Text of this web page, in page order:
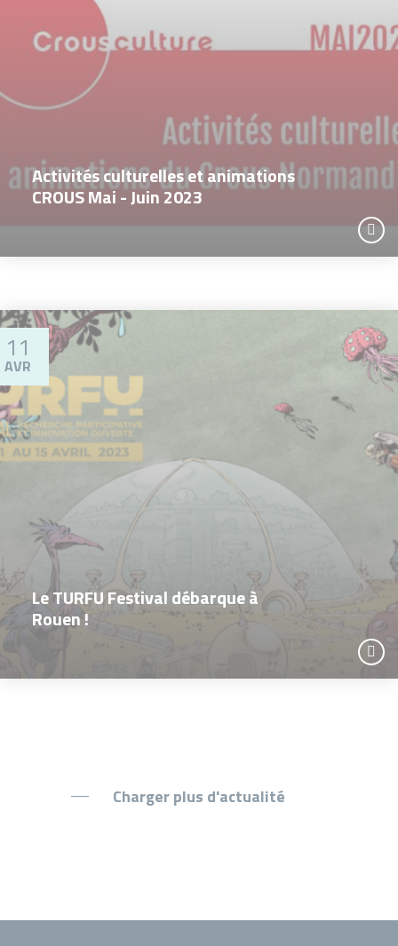
Activités culturelles et animations
CROUS Mai - Juin 2023
11
AVR
Le TURFU Festival débarque à
Rouen !
Charger plus d'actualité